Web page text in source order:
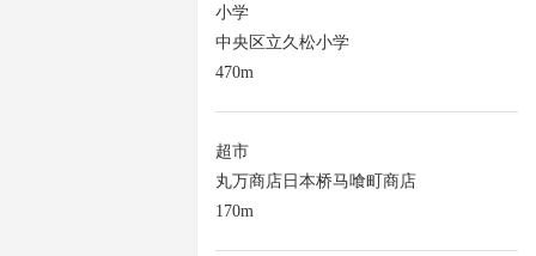
小学
中央区立久松小学
470m
超市
丸万商店日本桥马喰町商店
170m